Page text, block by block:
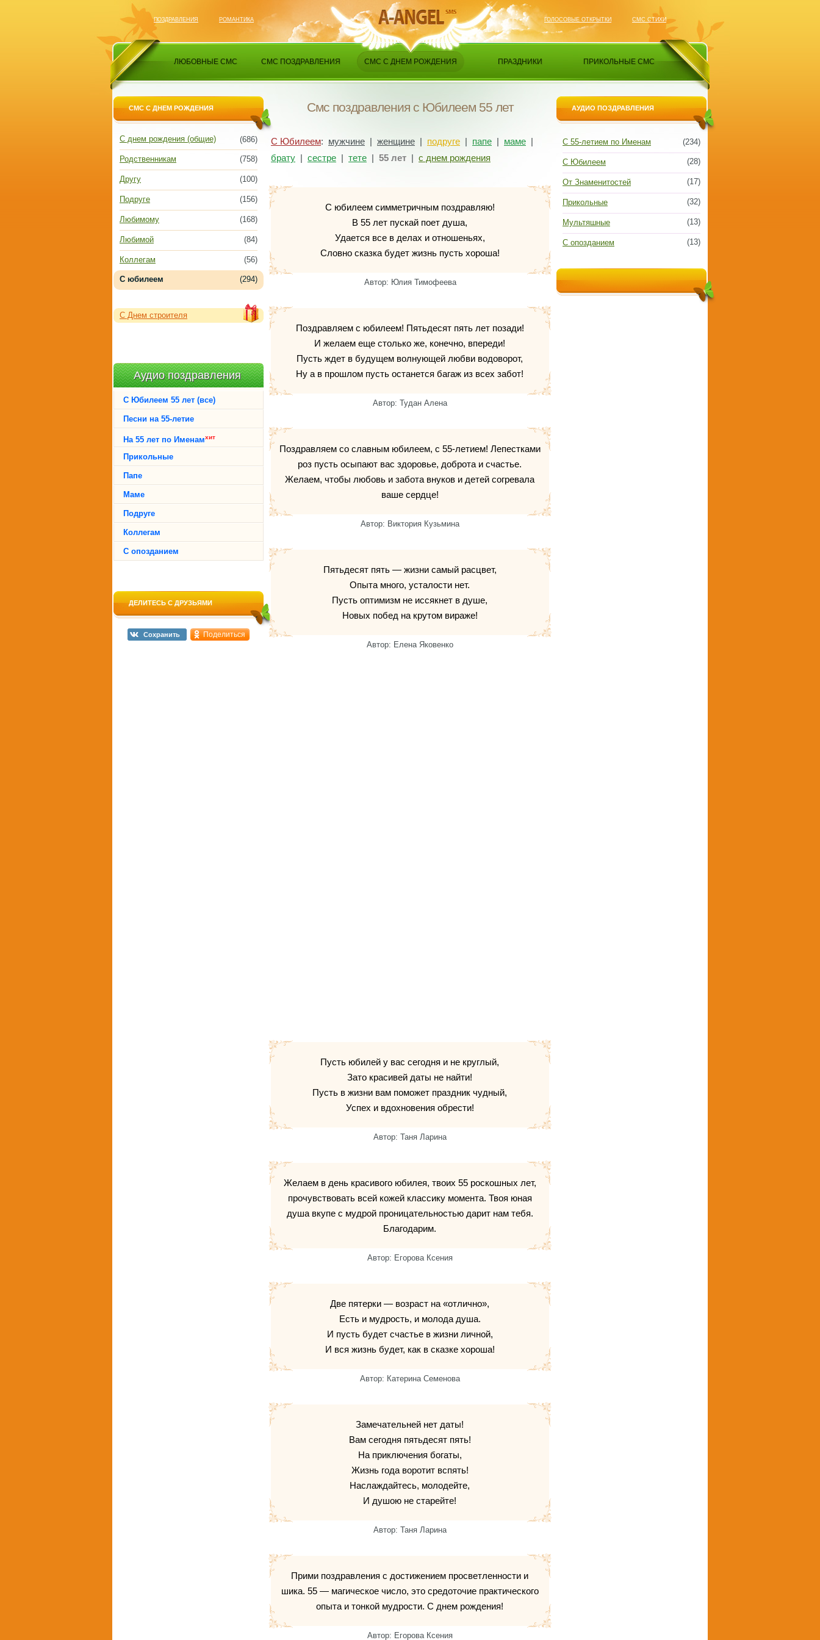
ПОЗДРАВЛЕНИЯ РОМАНТИКА ГОЛОСОВЫЕ ОТКРЫТКИ СМС СТИХИ
ЛЮБОВНЫЕ СМС СМС ПОЗДРАВЛЕНИЯ СМС С ДНЕМ РОЖДЕНИЯ ПРАЗДНИКИ ПРИКОЛЬНЫЕ СМС
Смс поздравления с Юбилеем 55 лет
С Юбилеем: мужчине | женщине | подруге | папе | маме |
брату | сестре | тете | 55 лет | с днем рождения
С юбилеем симметричным поздравляю!
В 55 лет пускай поет душа,
Удается все в делах и отношеньях,
Словно сказка будет жизнь пусть хороша!
Автор: Юлия Тимофеева
Поздравляем с юбилеем! Пятьдесят пять лет позади!
И желаем еще столько же, конечно, впереди!
Пусть ждет в будущем волнующей любви водоворот,
Ну а в прошлом пусть останется багаж из всех забот!
Автор: Тудан Алена
Поздравляем со славным юбилеем, с 55-летием! Лепестками
роз пусть осыпают вас здоровье, доброта и счастье.
Желаем, чтобы любовь и забота внуков и детей согревала
ваше сердце!
Автор: Виктория Кузьмина
Пятьдесят пять — жизни самый расцвет,
Опыта много, усталости нет.
Пусть оптимизм не иссякнет в душе,
Новых побед на крутом вираже!
Автор: Елена Яковенко
Пусть юбилей у вас сегодня и не круглый,
Зато красивей даты не найти!
Пусть в жизни вам поможет праздник чудный,
Успех и вдохновения обрести!
Автор: Таня Ларина
Желаем в день красивого юбилея, твоих 55 роскошных лет,
прочувствовать всей кожей классику момента. Твоя юная
душа вкупе с мудрой проницательностью дарит нам тебя.
Благодарим.
Автор: Егорова Ксения
Две пятерки — возраст на «отлично»,
Есть и мудрость, и молода душа.
И пусть будет счастье в жизни личной,
И вся жизнь будет, как в сказке хороша!
Автор: Катерина Семенова
Замечательней нет даты!
Вам сегодня пятьдесят пять!
На приключения богаты,
Жизнь года воротит вспять!
Наслаждайтесь, молодейте,
И душою не старейте!
Автор: Таня Ларина
Прими поздравления с достижением просветленности и
шика. 55 — магическое число, это средоточие практического
опыта и тонкой мудрости. С днем рождения!
Автор: Егорова Ксения
СМС С ДНЕМ РОЖДЕНИЯ
(686)
С днем рождения (общие)
(758)
Родственникам
(100)
Другу
(156)
Подруге
(168)
Любимому
(84)
Любимой
(56)
Коллегам
(294)
С юбилеем
С Днем строителя
Аудио поздравления
С Юбилеем 55 лет (все)
Песни на 55-летие
На 55 лет по Именамхит
Прикольные
Папе
Маме
Подруге
Коллегам
С опозданием
ДЕЛИТЕСЬ С ДРУЗЬЯМИ
Сохранить Поделиться
АУДИО ПОЗДРАВЛЕНИЯ
(234)
С 55-летием по Именам
(28)
С Юбилеем
(17)
От Знаменитостей
(32)
Прикольные
(13)
Мультяшные
(13)
С опозданием